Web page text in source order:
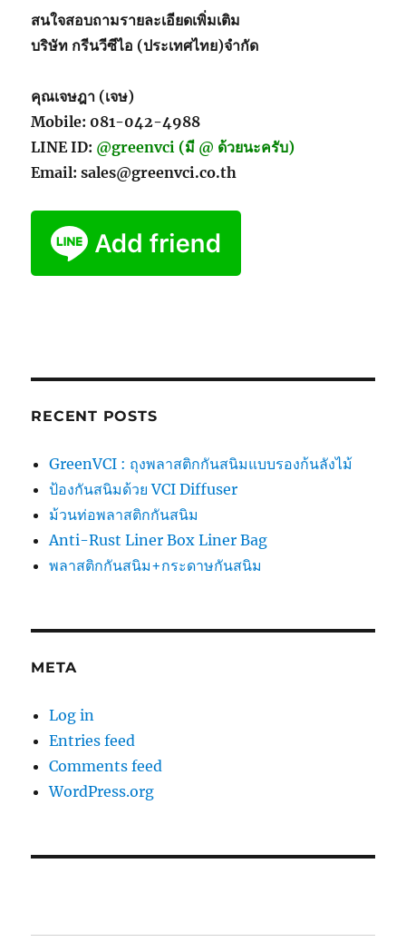
สนใจสอบถามรายละเอียดเพิ่มเติม
บริษัท กรีนวีซีไอ (ประเทศไทย)จำกัด
คุณเจษฎา (เจษ)
Mobile: 081-042-4988
LINE ID: @greenvci (มี @ ด้วยนะครับ)
Email: sales@greenvci.co.th
RECENT POSTS
GreenVCI : ถุงพลาสติกกันสนิมแบบรองก้นลังไม้
ป้องกันสนิมด้วย VCI Diffuser
ม้วนท่อพลาสติกกันสนิม
Anti-Rust Liner Box Liner Bag
พลาสติกกันสนิม+กระดาษกันสนิม
META
Log in
Entries feed
Comments feed
WordPress.org